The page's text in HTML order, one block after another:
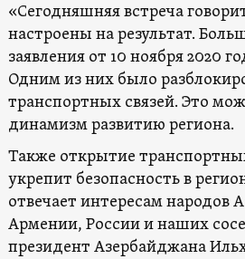
«Сегодняшняя встреча
настроены на результат.
заявления от 10 ноября 2020
Одним из них было
транспортных связей. Это
динамизм развитию региона.
Также открытие
укрепит безопасность в
отвечает интересам народов
Армении, России и наших
президент Азербайджана